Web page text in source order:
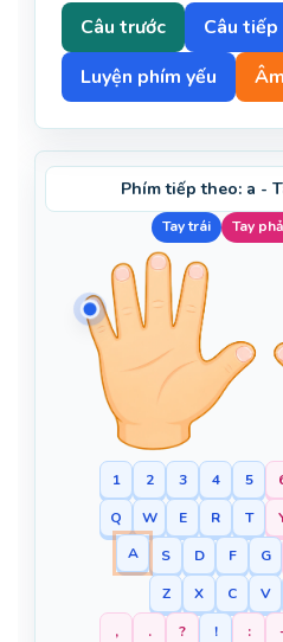
Câu trước Câu tiếp
Luyện phím yếu
Phím tiếp theo: a -
Tay trái Tay
1 2 3 4 5
Q
W E R T
A
S D F G
Z
X C V
,
. ? ! :